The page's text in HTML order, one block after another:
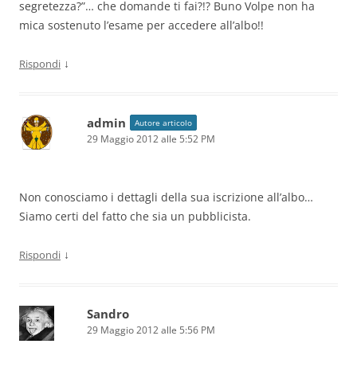
segretezza?”… che domande ti fai?!? Buno Volpe non ha
mica sostenuto l’esame per accedere all’albo!!
Rispondi ↓
admin Autore articolo
29 Maggio 2012 alle 5:52 PM
Non conosciamo i dettagli della sua iscrizione all’albo…
Siamo certi del fatto che sia un pubblicista.
Rispondi ↓
Sandro
29 Maggio 2012 alle 5:56 PM